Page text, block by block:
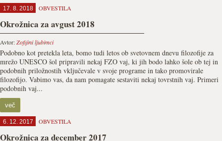
17. 8. 2018 OBVESTILA
Okrožnica za avgust 2018
Avtor:Zofijini ljubimci
Podobno kot pretekla leta, bomo tudi letos ob svetovnem dnevu filozofije za
mrežo UNESCO šol pripravili nekaj FZO vaj, ki jih bodo lahko šole ob tej in
podobnih priložnostih vključevale v svoje programe in tako promovirale
filozofijo. Vabimo vas, da nam pomagate sestaviti nekaj tovrstnih vaj. Primeri
podobnih vaj...
več
6. 12. 2017 OBVESTILA
Okrožnica za december 2017